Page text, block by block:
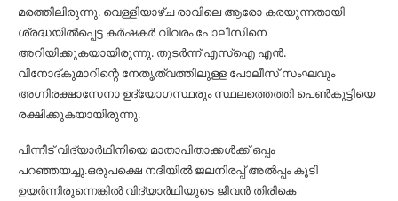
മരത്തിലിരുന്നു. വെള്ളിയാഴ്ച രാവിലെ ആരോ കരയുന്നതായി
ശ്രദ്ധയില്‍പ്പെട്ട കർഷകർ വിവരം പോലീസിനെ
അറിയിക്കുകയായിരുന്നു. തുടർന്ന് എസ്‌ഐ എൻ.
വിനോദ്കുമാറിന്റെ നേതൃത്വത്തിലുള്ള പോലീസ് സംഘവും
അഗ്നിരക്ഷാസേനാ ഉദ്യോഗസ്ഥരും സ്ഥലത്തെത്തി പെണ്‍കുട്ടിയെ
രക്ഷിക്കുകയായിരുന്നു.
പിന്നീട് വിദ്യാർഥിനിയെ മാതാപിതാക്കള്‍ക്ക് ഒപ്പം
പറഞ്ഞയച്ചു.ഒരുപക്ഷെ നദിയില്‍ ജലനിരപ്പ് അല്‍പ്പം കൂടി
ഉയർന്നിരുന്നെങ്കില്‍ വിദ്യാർഥിയുടെ ജീവൻ തിരികെ